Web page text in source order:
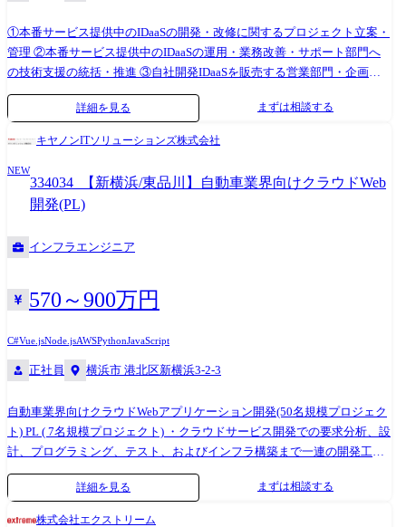
①本番サービス提供中のIDaaSの開発・改修に関するプロジェクト立案・
管理 ②本番サービス提供中のIDaaSの運用・業務改善・サポート部門へ
の技術支援の統括・推進 ③自社開発IDaaSを販売する営業部門・企画部
門への技術支援体制の構築・強化・継続
詳細を見る まずは相談する
キヤノンITソリューションズ株式会社
NEW
334034_【新横浜/東品川】自動車業界向けクラウドWeb
開発(PL)
インフラエンジニア
570～900万円
C#Vue.jsNode.jsAWSPythonJavaScript
正社員 横浜市 港北区新横浜3-2-3
自動車業界向けクラウドWebアプリケーション開発(50名規模プロジェク
ト) PL ( 7名規模プロジェクト) ・クラウドサービス開発での要求分析、設
計、プログラミング、テスト、およびインフラ構築まで一連の開発工程
を担当。 ・顧客との仕様調整や設計レビューを行いながら、チームリー
ダーとしてプロジェクトを推進。 ・AIや自動化を活用した開発業務の効
詳細を見る まずは相談する
株式会社エクストリーム